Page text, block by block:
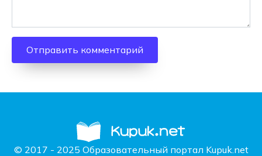
© 2017 - 2025 Образовательный портал Kupuk.net